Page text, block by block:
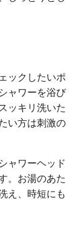
ックしたいポ
ャワーを浴び
ッキリ洗いた
い方は刺激の
ャワーヘッド
。お湯のあた
え、時短にも